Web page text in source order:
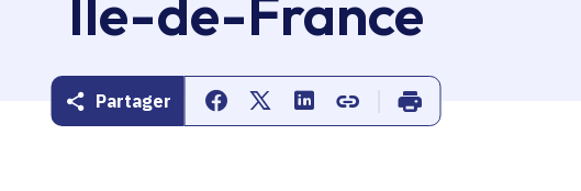
Île-de-France
Partager Partager sur Facebook
Partager sur Twitter
Partager sur Linkedin
Copier dans le presse-papier
Imprimer